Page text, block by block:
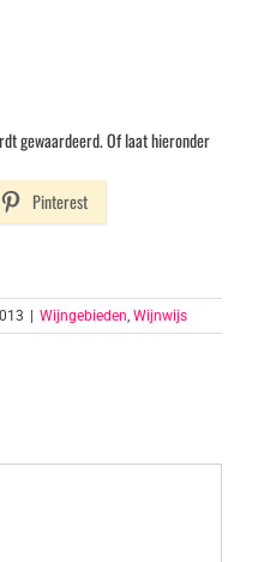
gewaardeerd. Of laat hieronder
Pinterest
Wijngebieden, Wijnwijs